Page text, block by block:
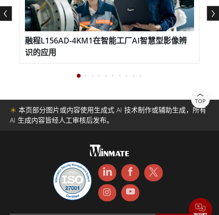
融程L156AD-4KM1在智能工厂AI智慧型影像辨
识的应用
TOP
＊ 本页部分图片或内容使用生成式 AI 技术制作或辅助生成，所有
AI 生成内容皆经人工审核后发布。